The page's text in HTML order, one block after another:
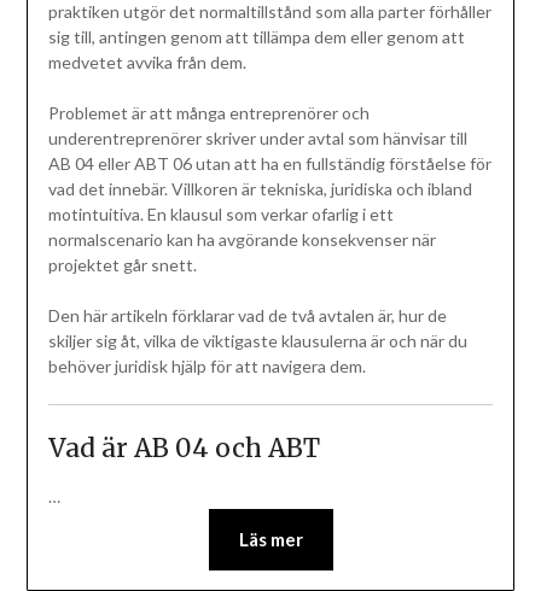
praktiken utgör det normaltillstånd som alla parter förhåller
sig till, antingen genom att tillämpa dem eller genom att
medvetet avvika från dem.
Problemet är att många entreprenörer och
underentreprenörer skriver under avtal som hänvisar till
AB 04 eller ABT 06 utan att ha en fullständig förståelse för
vad det innebär. Villkoren är tekniska, juridiska och ibland
motintuitiva. En klausul som verkar ofarlig i ett
normalscenario kan ha avgörande konsekvenser när
projektet går snett.
Den här artikeln förklarar vad de två avtalen är, hur de
skiljer sig åt, vilka de viktigaste klausulerna är och när du
behöver juridisk hjälp för att navigera dem.
Vad är AB 04 och ABT
…
Läs mer